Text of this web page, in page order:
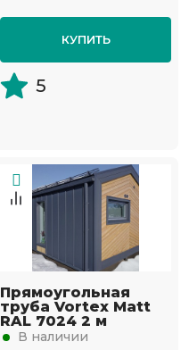
КУПИТЬ
5
Прямоугольная
труба Vortex Matt
RAL 7024 2 м
В наличии